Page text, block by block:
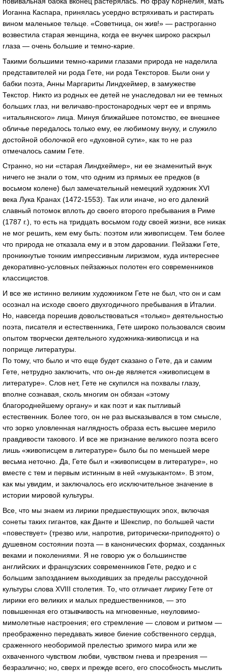
Иоганна Каспара, принялась усердно встряхивать и растирать
вином маленькое тельце. «Советница, он жив!» — растроганно
возвестила старая женщина, когда ее внучек широко раскрыл
глаза — очень большие и темно-карие.
Такими большими темно-карими глазами природа не наделила
представителей ни рода Гете, ни рода Тексторов. Были они у
бабки поэта, Анны Маргариты Линдхеймер, в замужестве
Текстор. Никто из родных ее детей не унаследовал ни ее темных
больших глаз, ни величаво-простонародных черт ее и впрямь
«итальянского» лица. Минуя ближайшее потомство, ее внешнее
обличье передалось только ему, ее любимому внуку, и служило
достойной оболочкой его «духовной сути», как то не раз
отмечалось самим Гете.
Странно, но ни «старая Линдхеймер», ни ее знаменитый внук
ничего не знали о том, что одним из прямых ее предков (в
восьмом колене) был замечательный немецкий художник XVI
века Лука Кранах (1472-1553). Так или иначе, но его далекий
славный потомок вплоть до своего второго пребывания в Риме
(1787 г.), то есть на тридцать восьмом году своей жизни, все никак
не мог решить, кем ему быть: поэтом или живописцем. Тем более
что природа не отказала ему и в этом даровании. Пейзажи Гете,
проникнутые тонким импрессивным лиризмом, куда интереснее
декоративно-условных пейзажных полотен его современников
классицистов.
И все же истинно великим художником Гете не был, что он и сам
осознал на исходе своего двухгодичного пребывания в Италии.
Но, навсегда порешив довольствоваться «только» деятельностью
поэта, писателя и естественника, Гете широко пользовался своим
опытом творчески деятельного художника-живописца и на
поприще литературы.
По тому, что было и что еще будет сказано о Гете, да и самим
Гете, нетрудно заключить, что он-де является «живописцем в
литературе». Слов нет, Гете не скупился на похвалы глазу,
вполне сознавая, сколь многим он обязан «этому
благороднейшему органу» и как поэт и как пытливый
естественник. Более того, он не раз высказывался в том смысле,
что зорко уловленная наглядность образа есть высшее мерило
правдивости такового. И все же признание великого поэта всего
лишь «живописцем в литературе» было бы по меньшей мере
весьма неточно. Да, Гете был и «живописцем в литературе», но
вместе с тем и первым истинным в ней «музыкантом». В этом,
как мы увидим, и заключалось его исключительное значение в
истории мировой культуры.
Все, что мы знаем из лирики предшествующих эпох, включая
сонеты таких гигантов, как Данте и Шекспир, по большей части
«повествует» (трезво или, напротив, риторически-приподнято) о
душевном состоянии поэта — в канонических формах, созданных
веками и поколениями. Я не говорю уж о большинстве
английских и французских современников Гете, редко и с
большим запозданием выходивших за пределы рассудочной
культуры слова XVIII столетия. То, что отличает лирику Гете от
лирики его великих и малых предшественников, — это
повышенная его отзывчивость на мгновенные, неуловимо-
мимолетные настроения; его стремление — словом и ритмом —
преображенно передавать живое биение собственного сердца,
сраженного необоримой прелестью зримого мира или же
охваченного чувством любви, чувством гнева и презрения —
безразлично; но, сверх и прежде всего, его способность мыслить